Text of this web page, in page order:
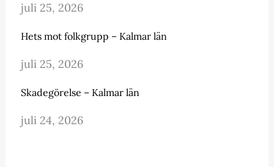
juli 25, 2026
Hets mot folkgrupp – Kalmar län
juli 25, 2026
Skadegörelse – Kalmar län
juli 24, 2026